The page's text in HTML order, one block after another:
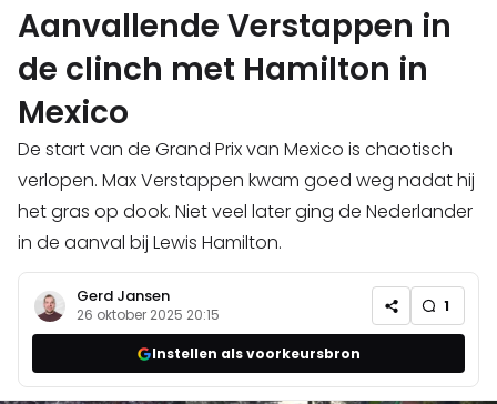
Aanvallende Verstappen in
de clinch met Hamilton in
Mexico
De start van de Grand Prix van Mexico is chaotisch
verlopen. Max Verstappen kwam goed weg nadat hij
het gras op dook. Niet veel later ging de Nederlander
in de aanval bij Lewis Hamilton.
Gerd Jansen
26 oktober 2025 20:15 1
Instellen als voorkeursbron